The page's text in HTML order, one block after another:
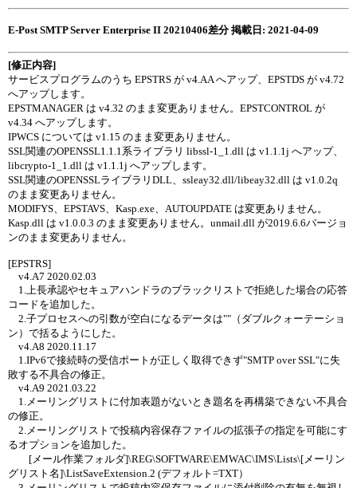
E-Post SMTP Server Enterprise II 20210406差分 掲載日: 2021-04-09
[修正内容]
サービスプログラムのうち EPSTRS が v4.AA へアップ、EPSTDS が v4.72
へアップします。
EPSTMANAGER は v4.32 のまま変更ありません。EPSTCONTROL が
v4.34 へアップします。
IPWCS については v1.15 のまま変更ありません。
SSL関連のOPENSSL1.1.1系ライブラリ libssl-1_1.dll は v1.1.1j へアップ、
libcrypto-1_1.dll は v1.1.1j へアップします。
SSL関連のOPENSSLライブラリDLL、ssleay32.dll/libeay32.dll は v1.0.2q
のまま変更ありません。
MODIFYS、EPSTAVS、Kasp.exe、AUTOUPDATE は変更ありません。
Kasp.dll は v1.0.0.3 のまま変更ありません。unmail.dll が2019.6.6バージョ
ンのまま変更ありません。
[EPSTRS]
v4.A7 2020.02.03
1.上長承認やセキュアハンドラのブラックリストで拒絶した場合の応答
コードを追加した。
2.子プロセスへの引数が空白になるデータは""（ダブルクォーテーショ
ン）で括るようにした。
v4.A8 2020.11.17
1.IPv6で接続時の受信ポートが正しく取得できず"SMTP over SSL"に失
敗する不具合の修正。
v4.A9 2021.03.22
1.メーリングリストに付加表題がないとき題名を再構築できない不具合
の修正。
2.メーリングリストで投稿内容保存ファイルの拡張子の指定を可能にす
るオプションを追加した。
[メール作業フォルダ]\REG\SOFTWARE\EMWAC\IMS\Lists\[メーリン
グリスト名]\ListSaveExtension.2 (デフォルト=TXT）